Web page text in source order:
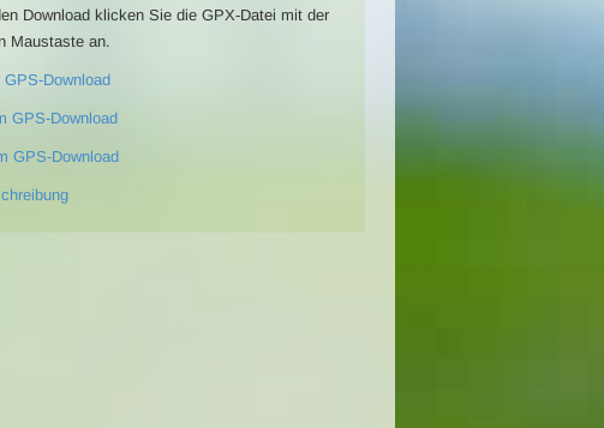
Download klicken Sie die GPX-Datei mit der
Maustaste an.
Download
GPS-Download
GPS-Download